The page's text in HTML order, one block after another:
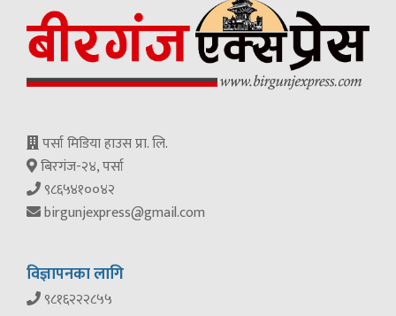
पर्सा मिडिया हाउस प्रा. लि.
बिरगंज-२४, पर्सा
९८६५४१००४२
birgunjexpress@gmail.com
विज्ञापनका लागि
९८१६२२२८५५